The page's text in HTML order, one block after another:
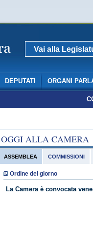
Vai alla
DEPUTATI ORGANI
OGGI ALLA CAMERA
ASSEMBLEA
Ordine del giorno
La Camera è convocata
COMMISSIONI